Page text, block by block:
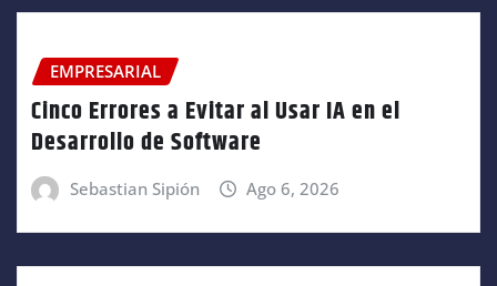
EMPRESARIAL
Cinco Errores a Evitar al Usar IA en el
Desarrollo de Software
Sebastian Sipión Ago 6, 2026